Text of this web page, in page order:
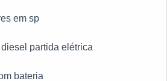
em sp
partida elétrica
bateria